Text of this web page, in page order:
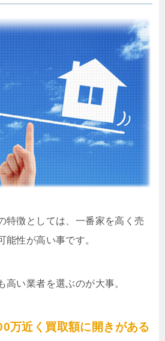
特徴としては、一番家を高く売
能性が高い事です。
高い業者を選ぶのが大事。
万近く買取額に開きがある